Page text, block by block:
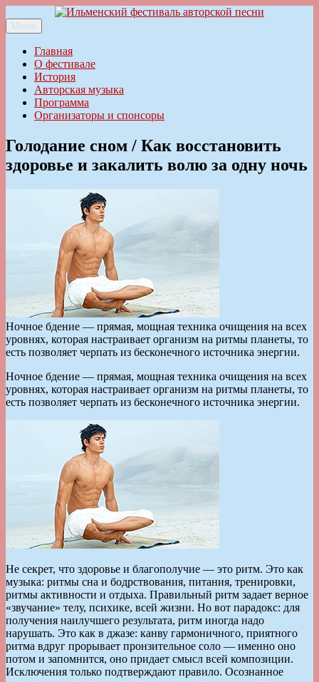
к
содержимому
Ильменский фестиваль авторской песни
Меню
Главная
О фестивале
История
Авторская музыка
Программа
Организаторы и спонсоры
Голодание сном / Как восстановить
здоровье и закалить волю за одну ночь
Ночное бдение — прямая, мощная техника очищения на всех
уровнях, которая настраивает организм на ритмы планеты, то
есть позволяет черпать из бесконечного источника энергии.
Ночное бдение — прямая, мощная техника очищения на всех
уровнях, которая настраивает организм на ритмы планеты, то
есть позволяет черпать из бесконечного источника энергии.
Не секрет, что здоровье и благополучие — это ритм. Это как
музыка: ритмы сна и бодрствования, питания, тренировки,
ритмы активности и отдыха. Правильный ритм задает верное
«звучание» телу, психике, всей жизни. Но вот парадокс: для
получения наилучшего результата, ритм иногда надо
нарушать. Это как в джазе: канву гармоничного, приятного
ритма вдруг прорывает пронзительное соло — именно оно
потом и запомнится, оно придает смысл всей композиции.
Исключения только подтверждают правило. Осознанное